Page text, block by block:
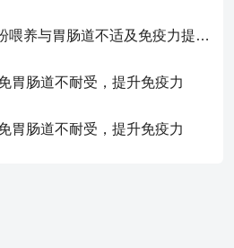
宝宝喂养难题：奶粉喂养与胃肠道不适及免疫力提升的奥秘
胃肠道不耐受，提升免疫力
胃肠道不耐受，提升免疫力